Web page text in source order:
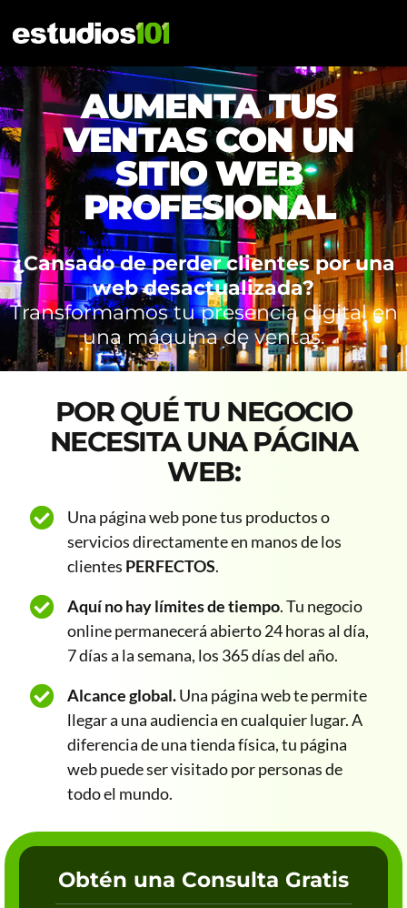
AUMENTA TUS
VENTAS CON UN
SITIO WEB
PROFESIONAL
¿Cansado de perder clientes por una
web desactualizada?
Transformamos tu presencia digital en
una máquina de ventas.
POR QUÉ TU NEGOCIO
NECESITA UNA PÁGINA
WEB:
Una página web pone tus productos o
servicios directamente en manos de los
clientes PERFECTOS.
Aquí no hay límites de tiempo. Tu negocio
online permanecerá abierto 24 horas al día,
7 días a la semana, los 365 días del año.
Alcance global.Una página web te permite
llegar a una audiencia en cualquier lugar. A
diferencia de una tienda física, tu página
web puede ser visitado por personas de
todo el mundo.
Obtén una Consulta Gratis